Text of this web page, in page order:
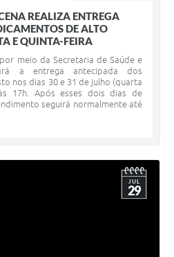
REALIZA ENTREGA
DE ALTO
E QUINTA-FEIRA
meio da Secretaria de Saúde e
a entrega antecipada dos
nos dias 30 e 31 de julho (quarta
17h. Após esses dois dias de
seguirá normalmente até
JUL
29